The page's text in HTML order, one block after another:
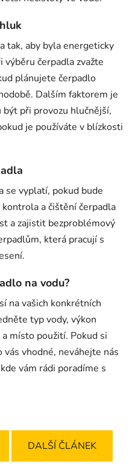
tak, aby byla energeticky
výběru čerpadla zvažte
plánujete čerpadlo
Dalším faktorem je
při provozu hlučnější,
je používáte v blízkosti
se vyplatí, pokud bude
a čištění čerpadla
a zajistit bezproblémový
která pracují s
na vodu?
na vašich konkrétních
typ vody, výkon
místo použití. Pokud si
vhodné, neváhejte nás
vám rádi poradíme s
DALŠÍ ČLÁNEK